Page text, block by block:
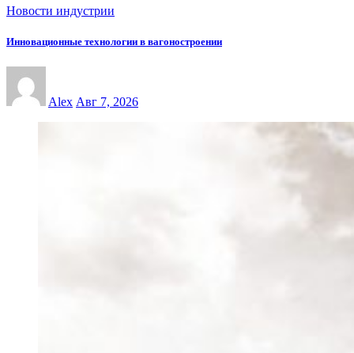
Новости индустрии
Инновационные технологии в вагоностроении
Alex Авг 7, 2026